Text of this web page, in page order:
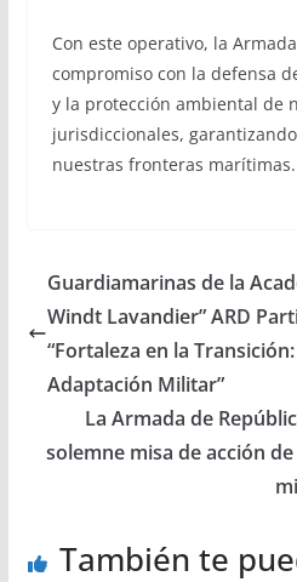
Con este operativo, la
compromiso con la defensa
y la protección ambiental de
jurisdiccionales,
nuestras fronteras marítimas.
Guardiamarinas de la
Windt Lavandier” ARD
“Fortaleza en la
Adaptación Militar”
La Armada de
solemne misa de acción
También te